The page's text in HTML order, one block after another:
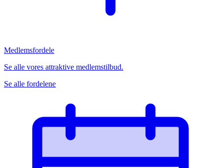
Medlemsfordele
Se alle vores attraktive medlemstilbud.
Se alle fordelene